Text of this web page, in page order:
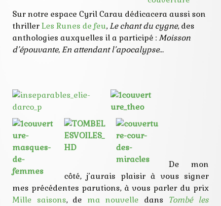
Sur notre espace Cyril Carau dédicacera aussi son
thrillerLes Runes de feu, Le chant du cygne, des
anthologies auxquelles il a participé :Moisson
d’épouvante, En attendant l’apocalypse…
De mon
côté, j’aurais plaisir à vous signer
mes précédentes parutions, à vous parler du prix
Mille saisons, de ma nouvelle dans Tombé les